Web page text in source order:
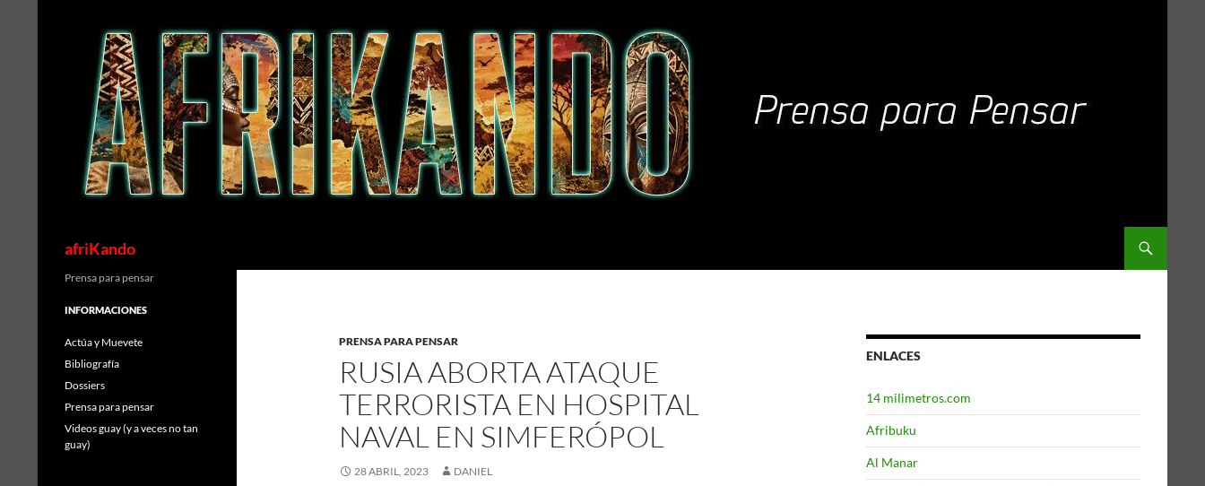
afriKando
PRENSA PARA PENSAR
RUSIA ABORTA ATAQUE
TERRORISTA EN HOSPITAL
NAVAL EN SIMFERÓPOL
28 ABRIL, 2023 DANIEL
ENLACES
14 milimetros.com
Afribuku
Al Manar
Prensa para pensar
INFORMACIONES
Actúa y Muevete
Bibliografía
Dossiers
Prensa para pensar
Videos guay (y a veces no tan
guay)